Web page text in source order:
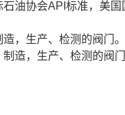
油协会API标准，美
，生产、检测的阀门
造，生产、检测的阀